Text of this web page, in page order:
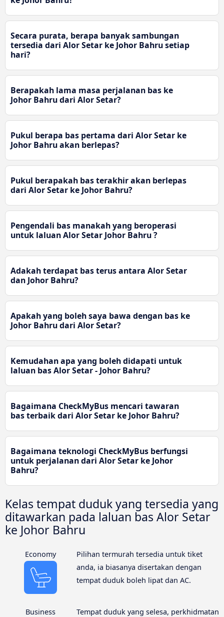
Secara purata, berapa banyak sambungan
tersedia dari Alor Setar ke Johor Bahru setiap
hari?
Berapakah lama masa perjalanan bas ke
Johor Bahru dari Alor Setar?
Pukul berapa bas pertama dari Alor Setar ke
Johor Bahru akan berlepas?
Pukul berapakah bas terakhir akan berlepas
dari Alor Setar ke Johor Bahru?
Pengendali bas manakah yang beroperasi
untuk laluan Alor Setar Johor Bahru ?
Adakah terdapat bas terus antara Alor Setar
dan Johor Bahru?
Apakah yang boleh saya bawa dengan bas ke
Johor Bahru dari Alor Setar?
Kemudahan apa yang boleh didapati untuk
laluan bas Alor Setar - Johor Bahru?
Bagaimana CheckMyBus mencari tawaran
bas terbaik dari Alor Setar ke Johor Bahru?
Bagaimana teknologi CheckMyBus berfungsi
untuk perjalanan dari Alor Setar ke Johor
Bahru?
Kelas tempat duduk yang tersedia yang
ditawarkan pada laluan bas Alor Setar
ke Johor Bahru
Economy
Pilihan termurah tersedia untuk tiket
anda, ia biasanya disertakan dengan
tempat duduk boleh lipat dan AC.
Business
Tempat duduk yang selesa, perkhidmatan